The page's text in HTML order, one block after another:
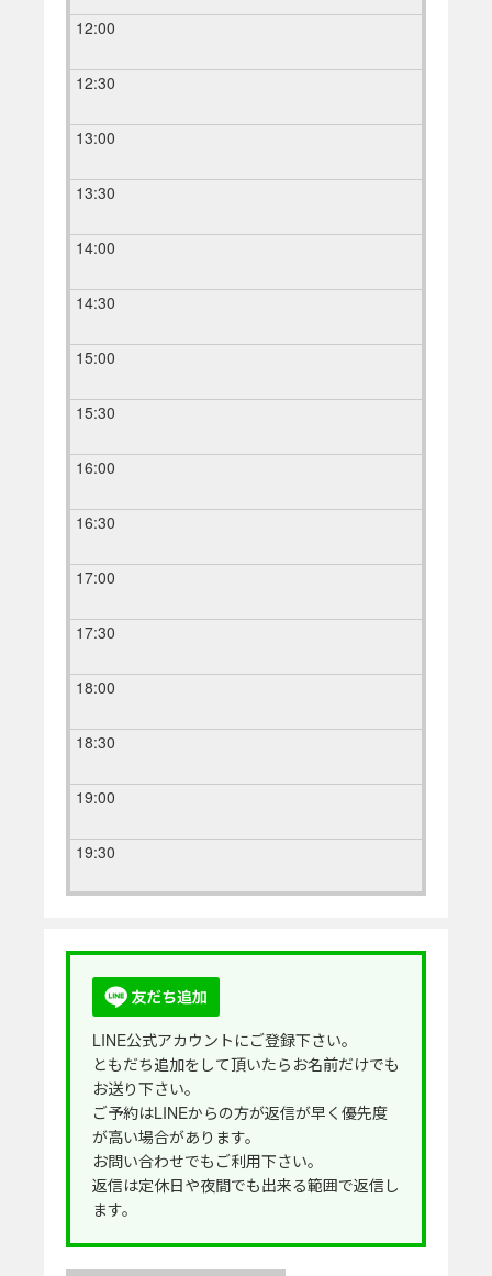
12:00
12:30
13:00
13:30
14:00
14:30
15:00
15:30
16:00
16:30
17:00
17:30
18:00
18:30
19:00
19:30
LINE公式アカウントにご登録下さい。
ともだち追加をして頂いたらお名前だけでも
お送り下さい。
ご予約はLINEからの方が返信が早く優先度
が高い場合があります。
お問い合わせでもご利用下さい。
返信は定休日や夜間でも出来る範囲で返信し
ます。